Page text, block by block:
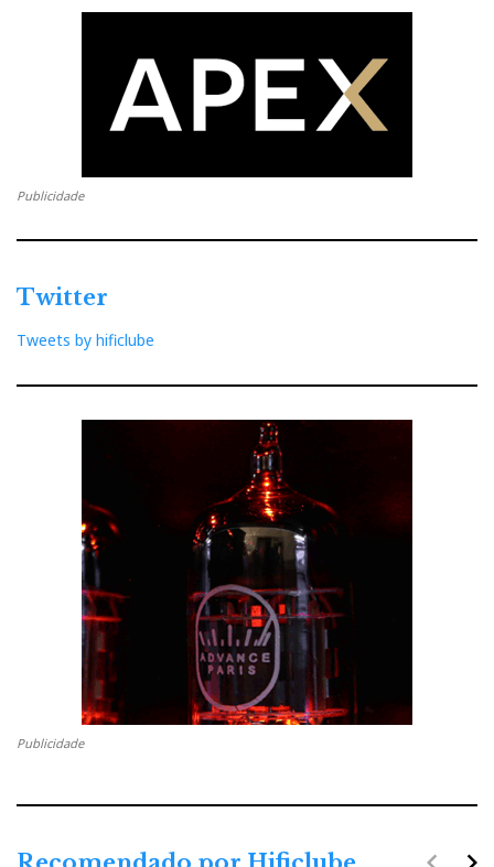
Publicidade
Twitter
Tweets by hificlube
Publicidade